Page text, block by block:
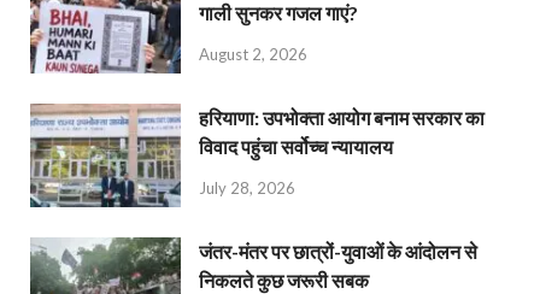
गाली सुनकर गजल गाएं?
August 2, 2026
हरियाणा: उपभोक्ता आयोग बनाम सरकार का
विवाद पहुंचा सर्वोच्च न्यायालय
July 28, 2026
जंतर-मंतर पर छात्रों-युवाओं के आंदोलन से
निकलते कुछ जरूरी सबक